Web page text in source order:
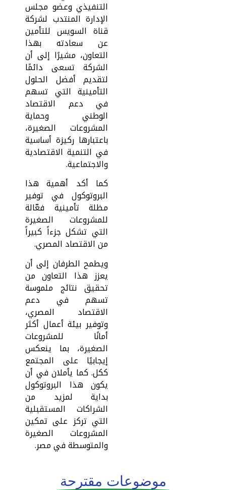
التنفيذي وعضو مجلس
الإدارة المنتدب لشركة
قناة السويس للتأمين
عن سعادته بهذا
التعاون، مشيرًا إلى أن
الشركة تسعى دائمًا
لتقديم أفضل الحلول
التأمينية التي تسهم
في دعم الاقتصاد
الوطني وحماية
المشروعات الصغيرة،
باعتبارها ركيزة أساسية
في التنمية الاقتصادية
والاجتماعية.
كما أكد أهمية هذا
البروتوكول في توفير
مظلة تأمينية فعّالة
للمشروعات الصغيرة
التي تشكل جزءاً كبيراً
من الاقتصاد المصري.
ويطمح الطرفان إلى أن
يعزز هذا التعاون من
تحقيق نتائج ملموسة
تسهم في دعم
الاقتصاد المصري،
وتوفير بيئة أعمال أكثر
أمانًا للمشروعات
الصغيرة، بما ينعكس
إيجابيًا على المجتمع
ككل. كما يأملان في أن
يكون هذا البروتوكول
بداية لمزيد من
الشراكات المستقبلية
التي تركز على تمكين
المشروعات الصغيرة
والمتوسطة في مصر.
موضوعات مقترحة